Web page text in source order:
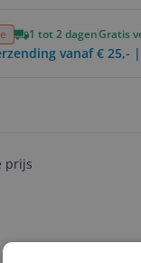
1 tot 2 dagenGratis
vanaf € 25,-
prijs